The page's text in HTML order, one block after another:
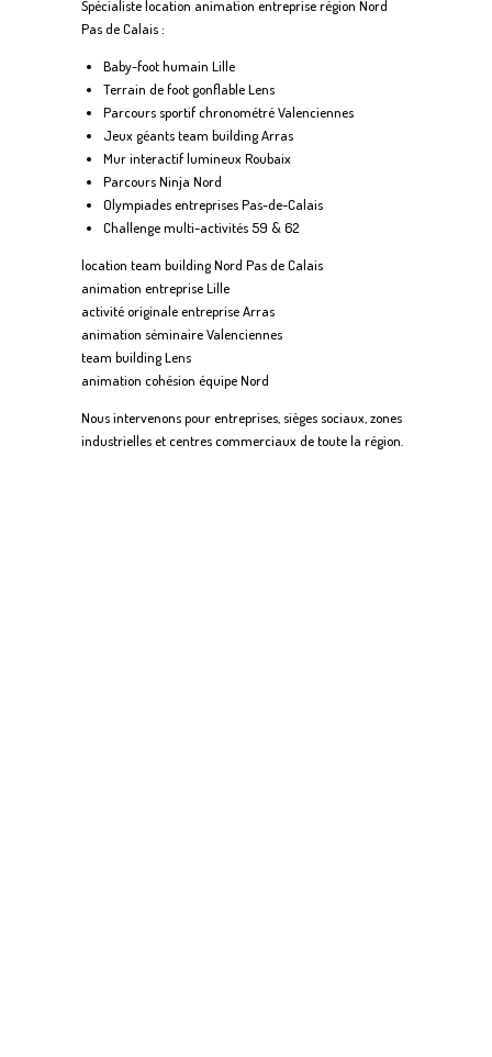
Spécialiste location animation entreprise région Nord
Pas de Calais :
Baby-foot humain Lille
Terrain de foot gonflable Lens
Parcours sportif chronométré Valenciennes
Jeux géants team building Arras
Mur interactif lumineux Roubaix
Parcours Ninja Nord
Olympiades entreprises Pas-de-Calais
Challenge multi-activités 59 & 62
location team building Nord Pas de Calais
animation entreprise Lille
activité originale entreprise Arras
animation séminaire Valenciennes
team building Lens
animation cohésion équipe Nord
Nous intervenons pour entreprises, sièges sociaux, zones
industrielles et centres commerciaux de toute la région.